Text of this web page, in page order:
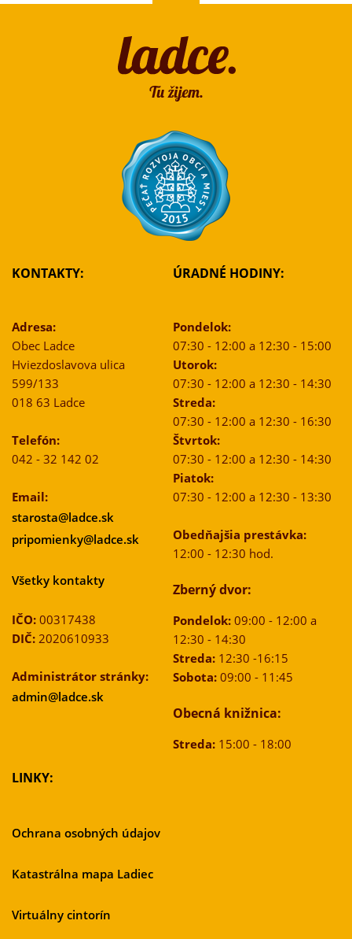
KONTAKTY:
Adresa:
Obec Ladce
Hviezdoslavova ulica
599/133
018 63 Ladce
Telefón:
042 - 32 142 02
Email:
starosta@ladce.sk
pripomienky@ladce.sk
Všetky kontakty
IČO: 00317438
DIČ: 2020610933
Administrátor stránky:
admin@ladce.sk
ÚRADNÉ HODINY:
Pondelok:
07:30 - 12:00 a 12:30 - 15:00
Utorok:
07:30 - 12:00 a 12:30 - 14:30
Streda:
07:30 - 12:00 a 12:30 - 16:30
Štvrtok:
07:30 - 12:00 a 12:30 - 14:30
Piatok:
07:30 - 12:00 a 12:30 - 13:30
Obedňajšia prestávka:
12:00 - 12:30 hod.
Zberný dvor:
Pondelok:09:00 - 12:00 a
12:30 - 14:30
Streda:12:30 -16:15
Sobota:09:00 - 11:45
Obecná knižnica:
Streda:15:00 - 18:00
LINKY:
Ochrana osobných údajov
Katastrálna mapa Ladiec
Virtuálny cintorín